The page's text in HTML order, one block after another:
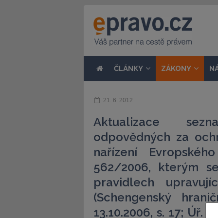
ČLÁNKY ZÁKONY
21. 6. 2012
Aktualizace
odpovědných za
nařízení
562/2006, kterým
pravidlech
(Schengenský
13.10.2006, s. 17; Úř.